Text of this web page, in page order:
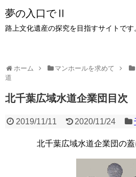
夢の入口でⅡ
路上文化遺産の探究を目指すサイトです
ホーム マンホールを求めて
道
北千葉広域水道企業団目次
2019/11/11 2020/11/24
北千葉広域水道企業団の